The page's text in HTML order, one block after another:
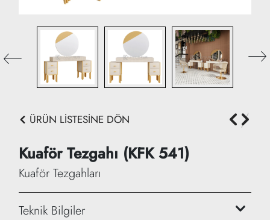
ÜRÜN LİSTESİNE DÖN
Kuaför Tezgahı (KFK 541)
Kuaför Tezgahları
Teknik Bilgiler